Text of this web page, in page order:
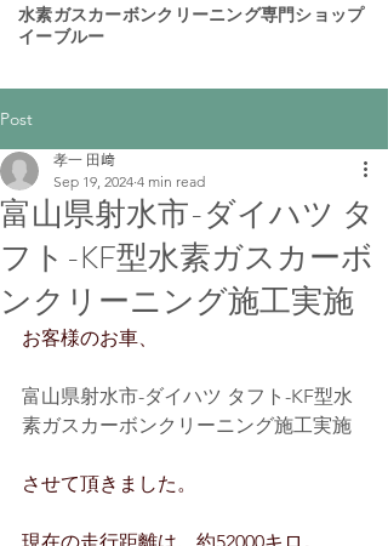
​水素ガスカーボンクリーニング専門ショップ
イーブルー
Post
富山県射水市-ダイハツ タ
フト-KF型水素ガスカーボ
ンクリーニング施工実施
孝一 田﨑
Sep 19, 2024 4 min read
お客様のお車、
富山県射水市-ダイハツ タフト-KF型水
素ガスカーボンクリーニング施工実施
させて頂きました。